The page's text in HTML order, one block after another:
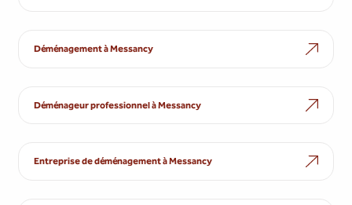
Déménagement à Messancy
Déménageur professionnel à Messancy
Entreprise de déménagement à Messancy